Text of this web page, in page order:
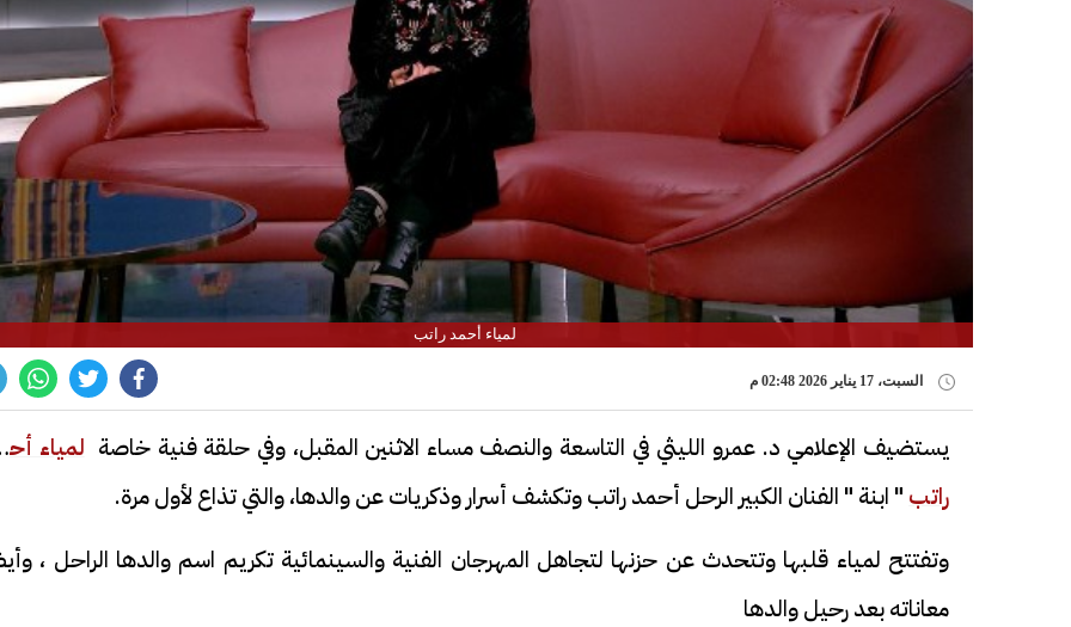
لمياء أحمد راتب
السبت، 17 يناير 2026 02:48 م
يستضيف الإعلامي د. عمرو الليثي في التاسعة والنصف مساء الاثنين المقبل، وفي حلقة فنية خاصة لمياء
راتب " ابنة " الفنان الكبير الرحل أحمد راتب وتكشف أسرار وذكريات عن والدها، والتي تذاع لأول مرة.
وتفتتح لمياء قلبها وتتحدث عن حزنها لتجاهل المهرجان الفنية والسينمائية تكريم اسم والدها الراحل ،
معاناته بعد رحيل والدها